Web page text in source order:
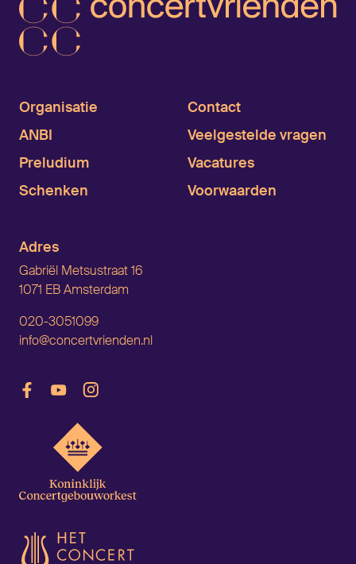
Organisatie
ANBI
Preludium
Schenken
Contact
Veelgestelde vragen
Vacatures
Voorwaarden
Adres
Gabriël Metsustraat 16
1071 EB Amsterdam
020-3051099
info@concertvrienden.nl